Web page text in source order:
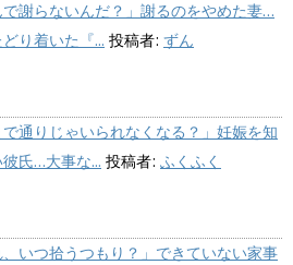
で謝らないんだ？」謝るのをやめた妻…
り着いた『... 投稿者: ずん
で通りじゃいられなくなる？」妊娠を知
彼氏…大事な... 投稿者: ふくふく
、いつ拾うつもり？」できていない家事